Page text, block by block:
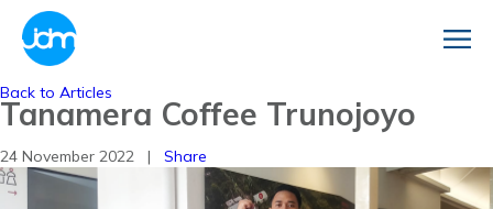
Back to Articles
Tanamera Coffee Trunojoyo
24 November 2022 | Share